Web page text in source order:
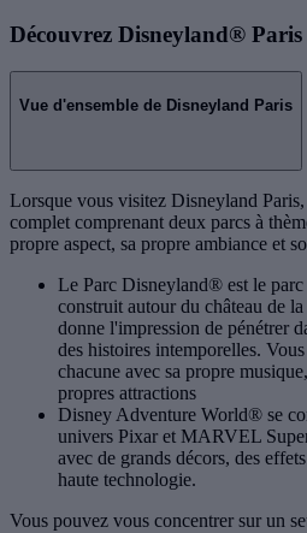
Découvrez Disneyland® Paris
Vue d'ensemble de Disneyland Paris
Lorsque vous visitez Disneyland
complet comprenant deux parcs à
propre aspect, sa propre ambiance et
Le Parc Disneyland® est le parc
construit autour du château de
donne l'impression de pénétrer
des histoires intemporelles.
chacune avec sa propre
propres attractions
Disney Adventure World® se
univers Pixar et MARVEL
avec de grands décors, des
haute technologie.
Vous pouvez vous concentrer sur un